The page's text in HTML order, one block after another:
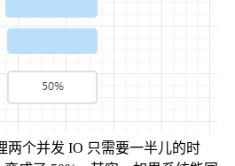
两个并发 IO 只需要一半儿的时